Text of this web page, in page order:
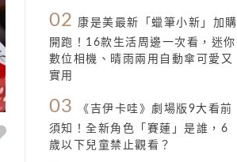
02
康是美最新「蠟筆小新」加購
開跑！16款生活周邊一次看，迷你
數位相機、晴雨兩用自動傘可愛又
實用
03
《吉伊卡哇》劇場版9大看前
須知！全新角色「賽蓮」是誰，6
歲以下兒童禁止觀看？